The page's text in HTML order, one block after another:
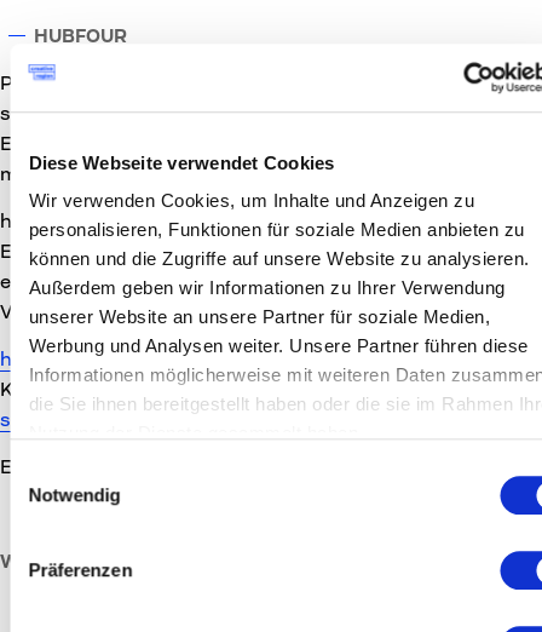
Diese Webseite verwendet Cookies
Wir verwenden Cookies, um Inhalte und Anzeigen zu
personalisieren, Funktionen für soziale Medien anbieten zu
können und die Zugriffe auf unsere Website zu analysieren.
Außerdem geben wir Informationen zu Ihrer Verwendung
unserer Website an unsere Partner für soziale Medien,
Werbung und Analysen weiter. Unsere Partner führen diese
Informationen möglicherweise mit weiteren Daten
die Sie ihnen bereitgestellt haben oder die sie im Rahmen
Einwilligungsauswahl
Notwendig
Präferenzen
HUBFOUR
Peter Wimmesberger ist Architekt und Interior-Designer
sowie Gründer des Studios HUBFOUR. In seinen
Entwicklungen vereint er parametrisches Design mit
modernster Fertigungstechnik, immer mit
höchsten Anforderungen an Ästhetik, Qualität und
Effizienz. Seine Lampenkollektion Fibonacci Lighting
erstellt er aus mineralisch-organischen
Verbundwerkstoffen in seinem Unternehmen in Ried.
https://hubfour.at
Kontakt: Peter Wimmesberger | +43 664 401 90 97 |
studio@hubfour.at
Ein ausführliches Interview mit HUBFOUR finden sie
Wir freuen uns über Berichterstattung!